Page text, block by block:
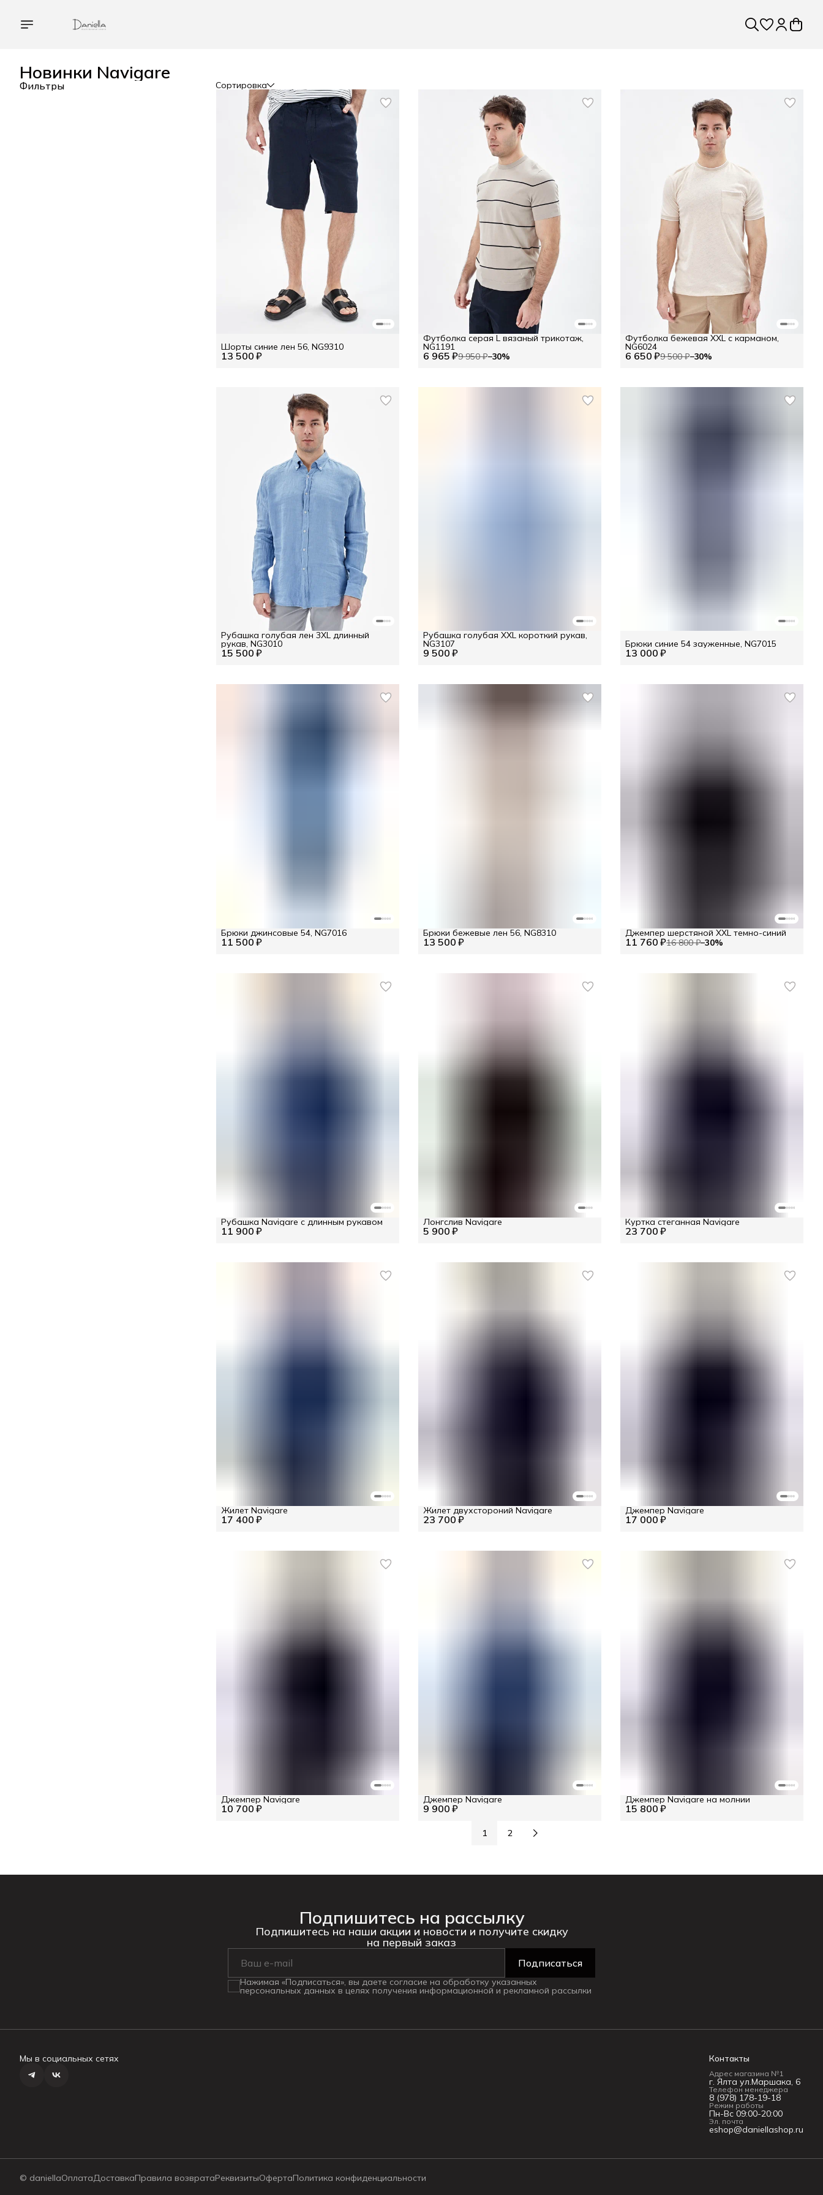
Новинки Navigare
Фильтры Сортировка
13 500 ₽
Шорты синие лен 56, NG9310
6 965 ₽9 950 ₽−30%
Футболка серая L вязаный трикотаж,
NG1191
6 650 ₽9 500 ₽−30%
Футболка бежевая XXL с карманом,
NG6024
15 500 ₽
Рубашка голубая лен 3XL длинный
рукав, NG3010
9 500 ₽
Рубашка голубая XXL короткий рукав,
NG3107
13 000 ₽
Брюки синие 54 зауженные, NG7015
11 500 ₽
Брюки джинсовые 54, NG7016
13 500 ₽
Брюки бежевые лен 56, NG8310
11 760 ₽16 800 ₽−30%
Джемпер шерстяной XXL темно-синий
11 900 ₽
Рубашка Navigare с длинным рукавом
5 900 ₽
Лонгслив Navigare
23 700 ₽
Куртка стеганная Navigare
17 400 ₽
Жилет Navigare
23 700 ₽
Жилет двухстороний Navigare
17 000 ₽
Джемпер Navigare
10 700 ₽
Джемпер Navigare
9 900 ₽
Джемпер Navigare
15 800 ₽
Джемпер Navigare на молнии
1 2
Подпишитесь на рассылку
Подпишитесь на наши акции и новости и получите скидку
на первый заказ
Подписаться
Нажимая «Подписаться», вы даете согласие на обработку указанных
персональных данных в целях получения информационной и рекламной рассылки
Мы в социальных сетях Контакты
Адрес магазина №1
г. Ялта ул.Маршака, 6
Телефон менеджера
8 (978) 178-19-18
Режим работы
Пн-Вс 09:00-20:00
Эл. почта
eshop@daniellashop.ru
© daniellaОплатаДоставкаПравила возвратаРеквизитыОфертаПолитика конфиденциальности